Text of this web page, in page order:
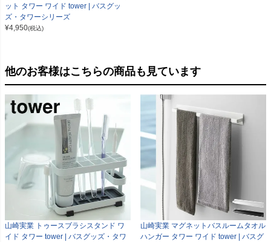
ット タワー ワイド tower | バスグッ
ズ・タワーシリーズ
¥4,950(税込)
他のお客様はこちらの商品も見ています
山崎実業 トゥースブラシスタンド ワ
イド タワー tower | バスグッズ・タワ
山崎実業 マグネットバスルームタオル
ハンガー タワー ワイド tower | バスグ